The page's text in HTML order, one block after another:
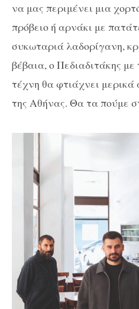
να μας περιμένει μια
πρόβειο ή αρνάκι με
συκωταριά λαδορίγανη,
βέβαια, ο Πεδιαδιτάκης
τέχνη θα φτιάχνει
της Αθήνας. Θα τα πούμε